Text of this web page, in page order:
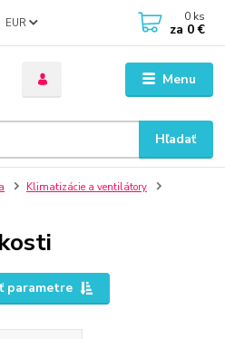
Menu
EUR
Hľadať
0 ks
za 0 €
Klimatizácie a ventilátory
parametre